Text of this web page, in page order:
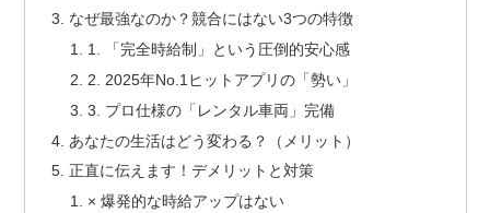
なぜ最強なのか？競合にはない3つの特徴
1. 「完全時給制」という圧倒的安心感
2. 2025年No.1ヒットアプリの「勢い」
3. プロ仕様の「レンタル車両」完備
あなたの生活はどう変わる？（メリット）
正直に伝えます！デメリットと対策
× 爆発的な時給アップはない